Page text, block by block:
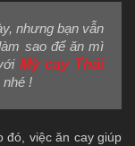
nhưng bạn vẫn
sao để ăn mì
Mỳ cay Thái
!
đó, việc ăn cay giúp